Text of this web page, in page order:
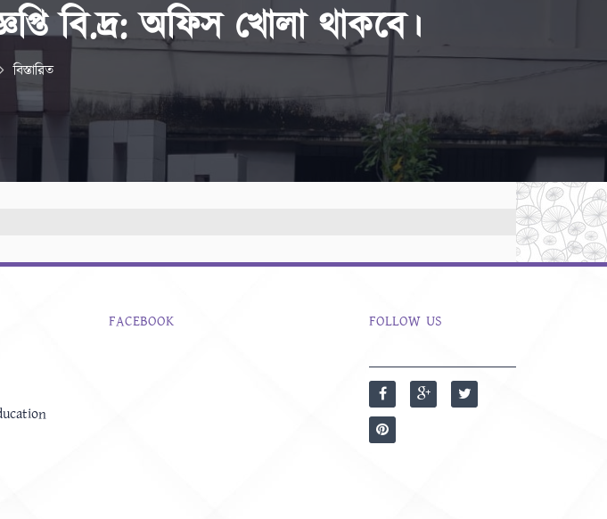
বি.দ্র: অফিস খোলা থাকবে।
বিস্তারিত
FACEBOOK FOLLOW US